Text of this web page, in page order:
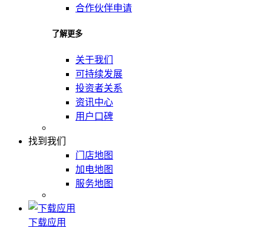
合作伙伴申请
了解更多
关于我们
可持续发展
投资者关系
资讯中心
用户口碑
找到我们
门店地图
加电地图
服务地图
下载应用